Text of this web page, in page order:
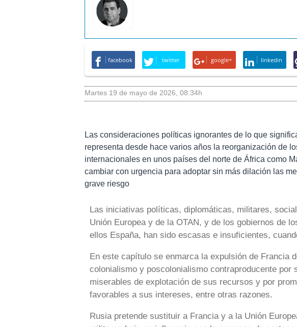
facebook twitter google+ linkedin
martes 19 de mayo de 2026, 08:34h
Las consideraciones políticas ignorantes de lo que
representa desde hace varios años la reorganización de
internacionales en unos países del norte de África como
cambiar con urgencia para adoptar sin más dilación las
grave riesgo
Las iniciativas políticas, diplomáticas, militares,
Unión Europea y de la OTAN, y de los gobiernos de
ellos España, han sido escasas e insuficientes,
En este capítulo se enmarca la expulsión de Francia
colonialismo y poscolonialismo contraproducente por
miserables de explotación de sus recursos y por
favorables a sus intereses, entre otras razones.
Rusia pretende sustituir a Francia y a la Unión